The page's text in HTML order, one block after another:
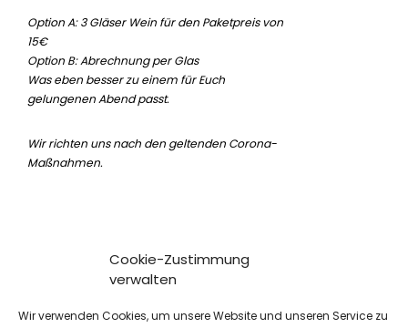
Cookie-Zustimmung
verwalten
Wir verwenden Cookies, um unsere Website und unseren Service zu
Option A: 3 Gläser Wein für den Paketpreis von
15€
Option B: Abrechnung per Glas
Was eben besser zu einem für Euch
gelungenen Abend passt.
Wir richten uns nach den geltenden Corona-
Maßnahmen.